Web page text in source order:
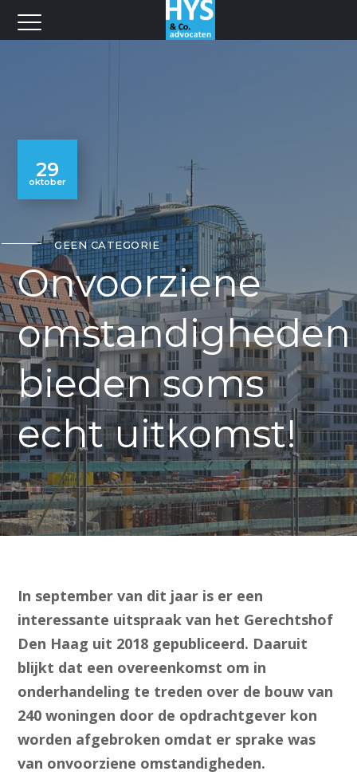
29
oktober
GEEN CATEGORIE
Onvoorziene
omstandigheden
bieden soms
echt uitkomst!
In september van dit jaar is er een
interessante uitspraak van het Gerechtshof
Den Haag uit 2018 gepubliceerd. Daaruit
blijkt dat een overeenkomst om in
onderhandeling te treden over de bouw van
240 woningen door de opdrachtgever kon
worden afgebroken omdat er sprake was
van onvoorziene omstandigheden.